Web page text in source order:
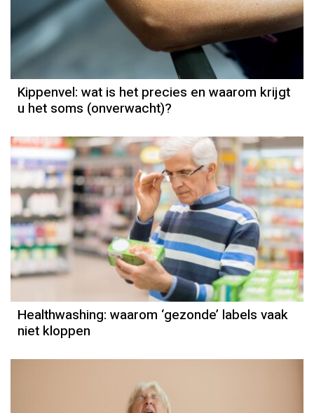
Kippenvel: wat is het precies en waarom krijgt
u het soms (onverwacht)?
Healthwashing: waarom ‘gezonde’ labels vaak
niet kloppen